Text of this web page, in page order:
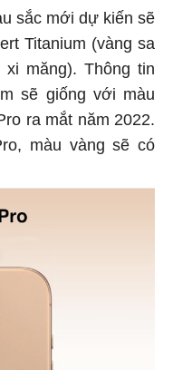
sắc mới dự kiến sẽ
Titanium (vàng sa
xi măng). Thông tin
sẽ giống với màu
ra mắt năm 2022.
màu vàng sẽ có